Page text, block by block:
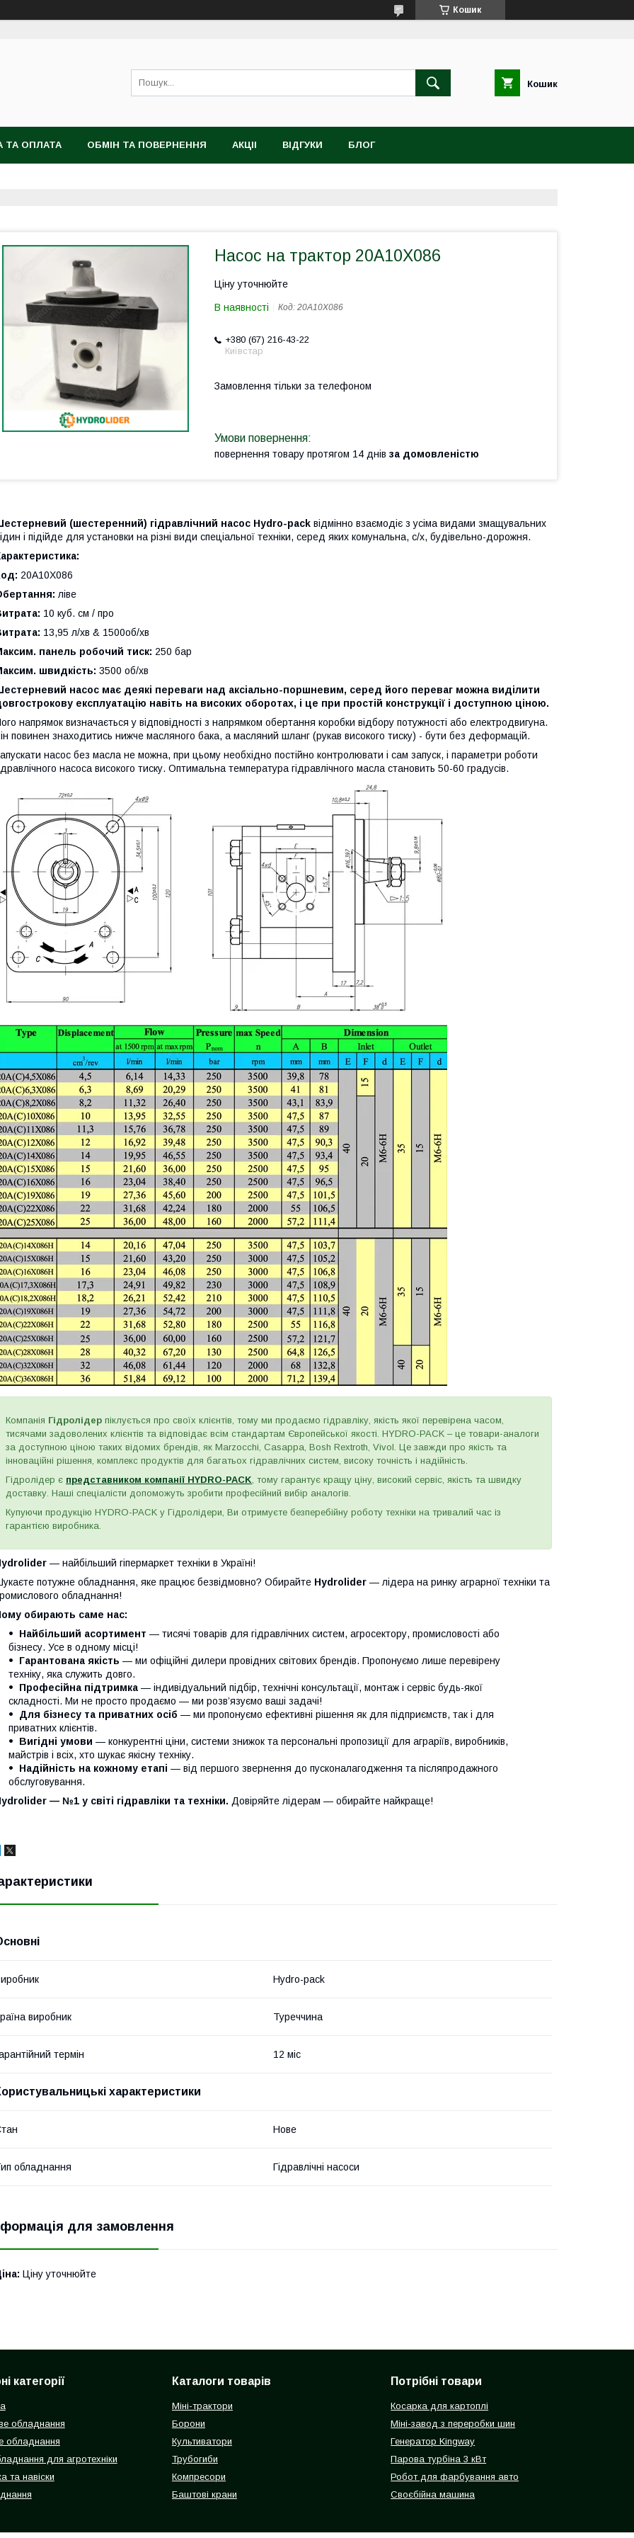
Кошик
Кошик
ТА ОПЛАТА ОБМІН ТА ПОВЕРНЕННЯ АКЦІІ ВІДГУКИ БЛОГ
Насос на трактор 20A10X086
Ціну уточнюйте
В наявності Код: 20A10X086
+380 (67) 216-43-22
Київстар
Замовлення тільки за телефоном
повернення товару протягом 14 днів за домовленістю
(шестеренний) гідравлічний насос Hydro-pack відмінно взаємодіє з усіма видами змащувальних
і підійде для установки на різні види спеціальної техніки, серед яких комунальна, с/х, будівельно-дорожня.
20A10X086
ліве
10 куб. см / про
13,95 л/хв & 1500об/хв
панель робочий тиск: 250 бар
швидкість: 3500 об/хв
насос має деякі переваги над аксіально-поршневим, серед його переваг можна виділити
експлуатацію навіть на високих оборотах, і це при простій конструкції і доступною ціною.
напрямок визначається у відповідності з напрямком обертання коробки відбору потужності або електродвигуна.
повинен знаходитись нижче масляного бака, а масляний шланг (рукав високого тиску) - бути без деформацій.
насос без масла не можна, при цьому необхідно постійно контролювати і сам запуск, і параметри роботи
насоса високого тиску. Оптимальна температура гідравлічного масла становить 50-60 градусів.
Компанія Гідролідер піклується про своїх клієнтів, тому ми продаємо гідравліку, якість якої перевірена часом,
тисячами задоволених клієнтів та відповідає всім стандартам Європейської якості. HYDRO-PACK – це товари-аналоги
за доступною ціною таких відомих брендів, як Marzocchi, Casappa, Bosh Rextroth, Vivol. Це завжди про якість та
інноваційні рішення, комплекс продуктів для багатьох гідравлічних систем, високу точність і надійність.
Гідролідер є представником компанії HYDRO-PACK, тому гарантує кращу ціну, високий сервіс, якість та швидку
доставку. Наші спеціалісти допоможуть зробити професійний вибір аналогів.
Купуючи продукцію HYDRO-PACK у Гідролідери, Ви отримуєте безперебійну роботу техніки на тривалий час із
гарантією виробника.
— найбільший гіпермаркет техніки в Україні!
потужне обладнання, яке працює безвідмовно? Обирайте Hydrolider — лідера на ринку аграрної техніки та
обладнання!
обирають саме нас:
Найбільший асортимент — тисячі товарів для гідравлічних систем, агросектору, промисловості або
бізнесу. Усе в одному місці!
Гарантована якість — ми офіційні дилери провідних світових брендів. Пропонуємо лише перевірену
техніку, яка служить довго.
Професійна підтримка — індивідуальний підбір, технічні консультації, монтаж і сервіс будь-якої
складності. Ми не просто продаємо — ми розв’язуємо ваші задачі!
Для бізнесу та приватних осіб — ми пропонуємо ефективні рішення як для підприємств, так і для
приватних клієнтів.
Вигідні умови — конкурентні ціни, системи знижок та персональні пропозиції для аграріїв, виробників,
майстрів і всіх, хто шукає якісну техніку.
Надійність на кожному етапі — від першого звернення до пусконалагодження та післяпродажного
обслуговування.
— №1 у світі гідравліки та техніки. Довіряйте лідерам — обирайте найкраще!
Hydro-pack
виробник Туреччина
термін 12 міс
характеристики
Нове
обладнання Гідравлічні насоси
для замовлення
Ціну уточнюйте
категорії
обладнання
обладнання
для агротехніки
та навіски
Каталоги товарів
Міні-трактори
Борони
Культиватори
Трубогиби
Компресори
Баштові крани
Потрібні товари
Косарка для картоплі
Міні-завод з переробки шин
Генератор Kingway
Парова турбіна 3 кВт
Робот для фарбування авто
Своєбійна машина